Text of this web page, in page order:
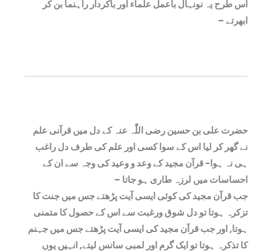
اس طرح یہ نونہال باعمل علماء اور باکردار راہنما بن کر
ابھرتے –
حضرت علی بن حسین رضی اللّٰہ عنہ کے دل میں قرآنی علم
نے گھر کر لیا اس کے سوا کسی اور علم کی طرف دل راغب
ہی نہ ہوا- قرآن مجید کے وعد و وعید کی وجہ سے ان کے
احساسات میں لرزہ طاری ہو جاتا –
جب قرآن مجید کی کوئی ایسی آیت پڑھتے جس میں جنت کا
تزکرہ ہوتا تو دل شوق ورغبت سے اس کے حصول کا متمنی
ہوتا, اور جب قرآن مجید کی ایسی آیت پڑھتے جس میں جہنم
کا تذکرہ ہوتا تو ایک گرم اور لمبی سانس لیتے, انہیں یوں